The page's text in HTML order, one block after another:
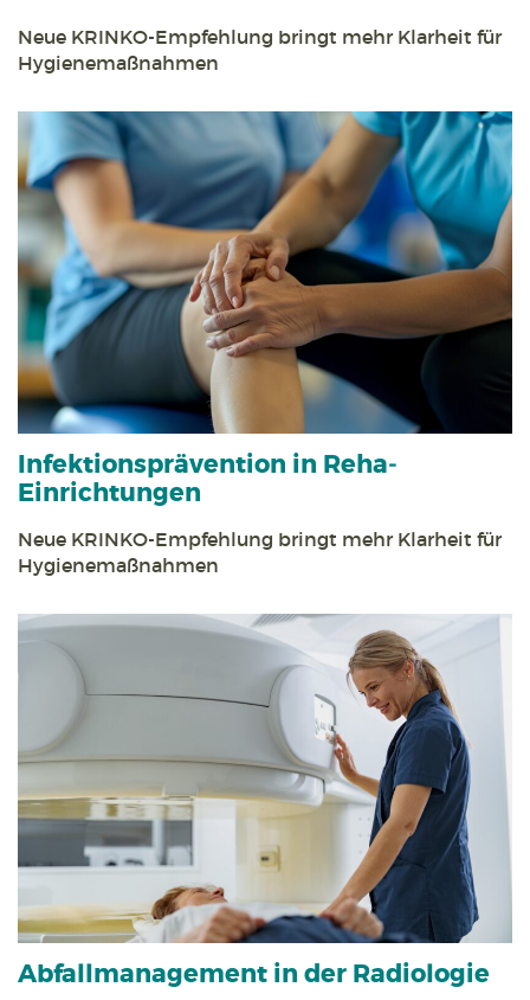
Neue KRINKO-Empfehlung bringt mehr Klarheit für
Hygienemaßnahmen
Infektions­prävention in Reha­
Einrichtungen
Neue KRINKO-Empfehlung bringt mehr Klarheit für
Hygiene­maßnahmen
Abfall­management in der Radiologie